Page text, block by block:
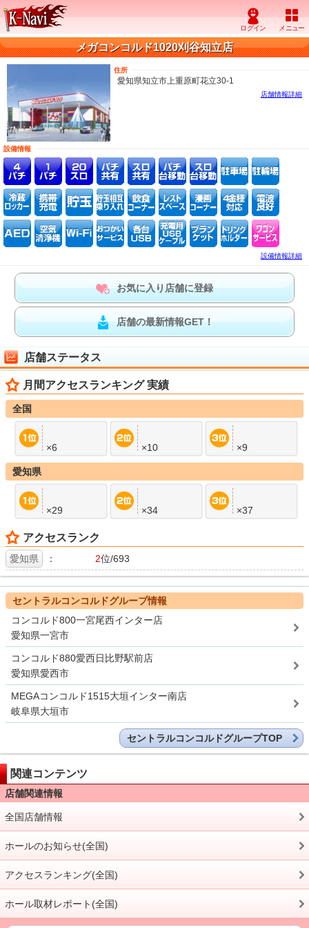
メガコンコルド1020刈谷知立店
住所
愛知県知立市上重原町花立30-1
店舗情報詳細
設備情報
設備情報詳細
お気に入り店舗に登録
店舗の最新情報GET！
店舗ステータス
月間アクセスランキング 実績
全国
×6 ×10 ×9
愛知県
×29 ×34 ×37
アクセスランク
愛知県 ： 2位/693
セントラルコンコルドグループ情報
コンコルド800一宮尾西インター店
愛知県一宮市
コンコルド880愛西日比野駅前店
愛知県愛西市
MEGAコンコルド1515大垣インター南店
岐阜県大垣市
セントラルコンコルドグループTOP
関連コンテンツ
店舗関連情報
全国店舗情報
ホールのお知らせ(全国)
アクセスランキング(全国)
ホール取材レポート(全国)